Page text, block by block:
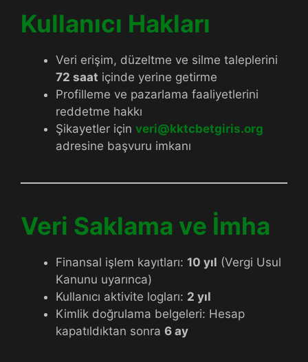
Kullanıcı Hakları
Veri erişim, düzeltme ve silme taleplerini
72 saat içinde yerine getirme
Profilleme ve pazarlama faaliyetlerini
reddetme hakkı
Şikayetler için veri@kktcbetgiris.org
adresine başvuru imkanı
Veri Saklama ve İmha
Finansal işlem kayıtları: 10 yıl (Vergi Usul
Kanunu uyarınca)
Kullanıcı aktivite logları: 2 yıl
Kimlik doğrulama belgeleri: Hesap
kapatıldıktan sonra 6 ay